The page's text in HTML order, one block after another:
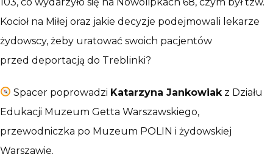
Kocioł na Miłej oraz jakie decyzje podejmowali lekarze
żydowscy, żeby uratować swoich pacjentów
przed deportacją do Treblinki?
Spacer poprowadzi Katarzyna Jankowiak z Działu
Edukacji Muzeum Getta Warszawskiego,
przewodniczka po Muzeum POLIN i żydowskiej
Warszawie.